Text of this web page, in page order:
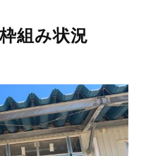
組み状況